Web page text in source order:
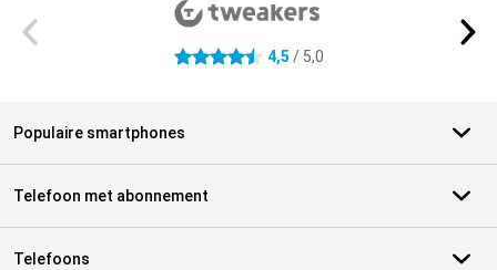
4.5 sterren 4,5 / 5,0
Populaire smartphones
Telefoon met abonnement
Telefoons